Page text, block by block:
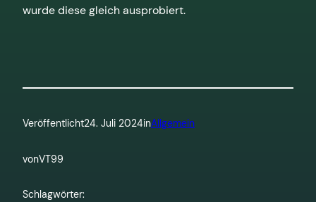
wurde diese gleich ausprobiert.
Veröffentlicht24. Juli 2024inAllgemein
vonVT99
Schlagwörter: